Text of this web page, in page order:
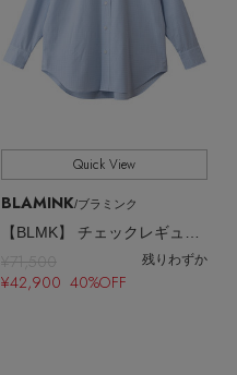
Quick View
BLAMINK/ブラミンク
【BLMK】 チェックレギュラーカラーシャツ
¥71,500 残りわずか
¥42,900 40%OFF